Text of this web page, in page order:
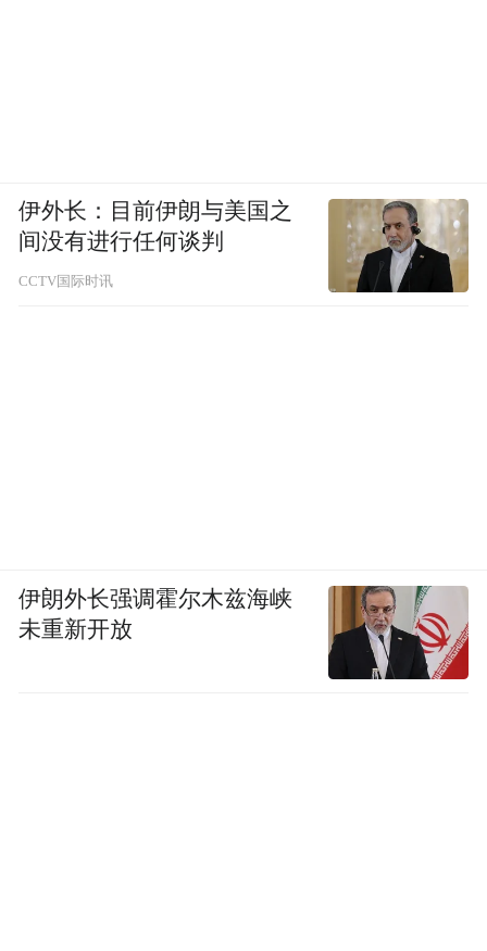
伊外长：目前伊朗与美国之
间没有进行任何谈判
CCTV国际时讯
伊朗外长强调霍尔木兹海峡
未重新开放